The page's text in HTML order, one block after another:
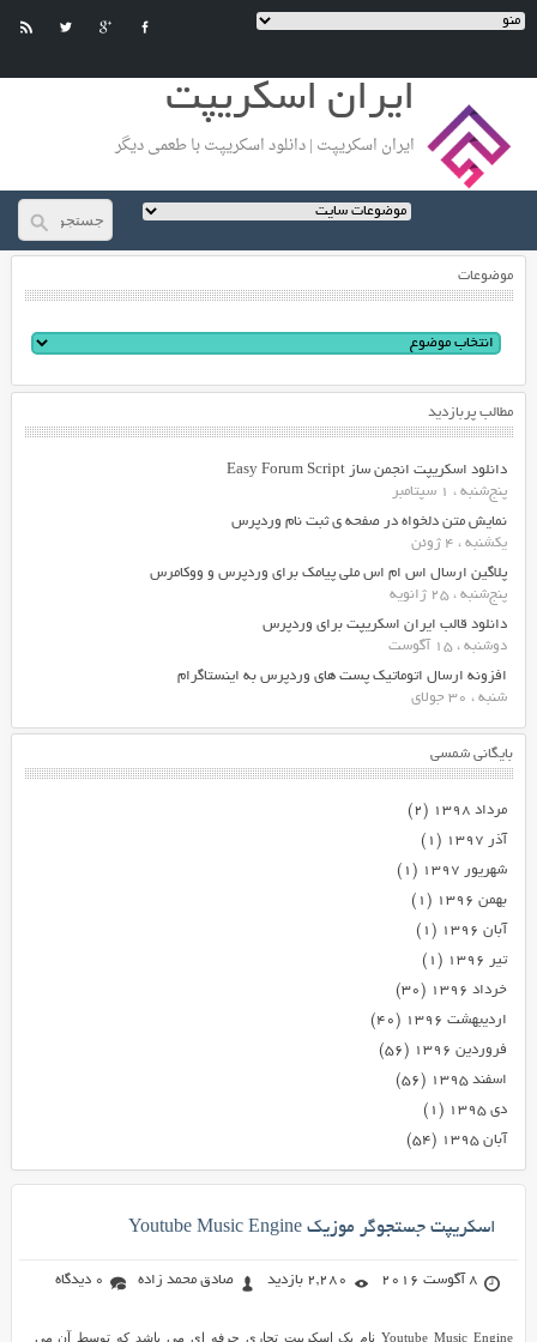
ایران اسکریپت
ایران اسکریپت | دانلود اسکریپت با طعمی دیگر
موضوعات
مطالب پربازدید
دانلود اسکریپت انجمن ساز Easy Forum Script
پنج‌شنبه ، 1 سپتامبر
نمایش متن دلخواه در صفحه ی ثبت نام وردپرس
یکشنبه ، 4 ژوئن
پلاگین ارسال اس ام اس ملی پیامک برای وردپرس و ووکامرس
پنج‌شنبه ، 25 ژانویه
دانلود قالب ایران اسکریپت برای وردپرس
دوشنبه ، 15 آگوست
افزونه ارسال اتوماتیک پست های وردپرس به اینستاگرام
شنبه ، 30 جولای
بایگانی شمسی
مرداد ۱۳۹۸
(۲)
آذر ۱۳۹۷
(۱)
شهریور ۱۳۹۷
(۱)
بهمن ۱۳۹۶
(۱)
آبان ۱۳۹۶
(۱)
تیر ۱۳۹۶
(۱)
خرداد ۱۳۹۶
(۳۰)
اردیبهشت ۱۳۹۶
(۴۰)
فروردین ۱۳۹۶
(۵۶)
اسفند ۱۳۹۵
(۵۶)
دی ۱۳۹۵
(۱)
آبان ۱۳۹۵
(۵۴)
اسکریپت جستجوگر موزیک Youtube Music Engine
8 آگوست 2016 2,280 بازدید صادق محمد زاده 0 دیدگاه
Youtube Music Engine نام یک اسکریپت تجاری حرفه ای می باشد که توسط آن می